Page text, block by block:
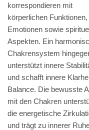
korrespondieren mit
körperlichen Funktionen,
Emotionen sowie
Aspekten. Ein
Chakrensystem
unterstützt innere
und schafft innere
Balance. Die bewusste
mit den Chakren
die energetische
und trägt zu innerer